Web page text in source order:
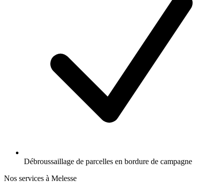
Débroussaillage de parcelles en bordure de campagne
Nos services à Melesse